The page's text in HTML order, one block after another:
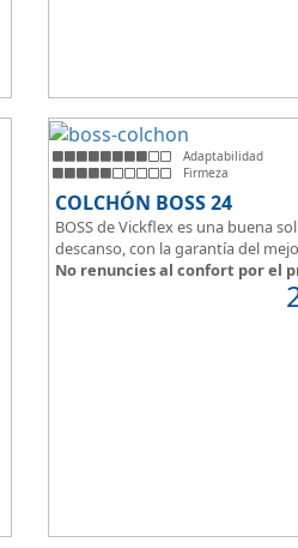
Adaptabilidad
Firmeza
COLCHÓN BOSS 24
BOSS de Vickflex es una buena
descanso, con la garantía del
No renuncies al confort por el
núcleo
que combinado con